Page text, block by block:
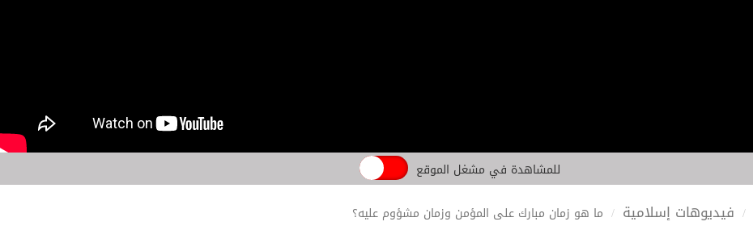
للمشاهدة في مشغل الموقع
فيديوهات إسلامية ما هو زمان مبارك على المؤمن وزمان مشؤوم عليه؟